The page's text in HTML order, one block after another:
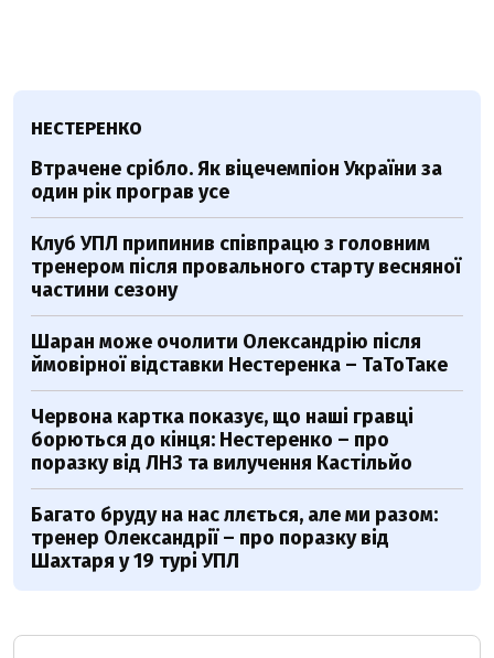
НЕСТЕРЕНКО
Втрачене срібло. Як віцечемпіон України за
один рік програв усе
Клуб УПЛ припинив співпрацю з головним
тренером після провального старту весняної
частини сезону
Шаран може очолити Олександрію після
ймовірної відставки Нестеренка – ТаТоТаке
Червона картка показує, що наші гравці
борються до кінця: Нестеренко – про
поразку від ЛНЗ та вилучення Кастільйо
Багато бруду на нас ллється, але ми разом:
тренер Олександрії – про поразку від
Шахтаря у 19 турі УПЛ